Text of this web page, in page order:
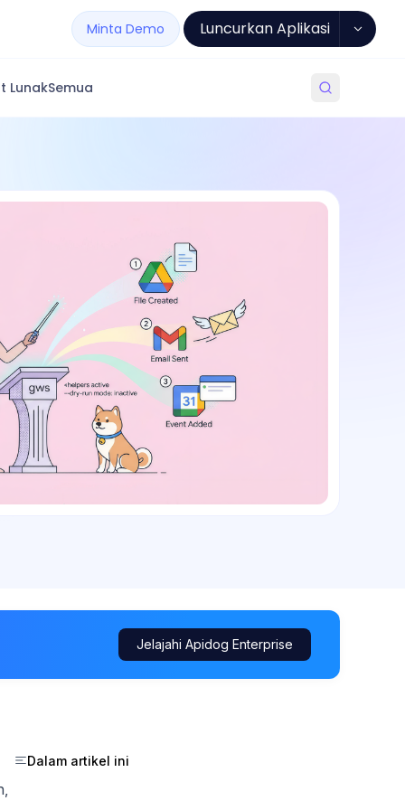
Minta Demo Luncurkan Aplikasi
LunakSemua
Jelajahi Apidog Enterprise
Dalam artikel ini